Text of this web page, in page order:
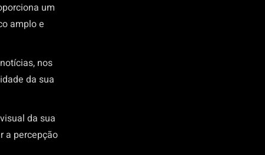
um
amplo e
nos
da sua
da sua
a percepção